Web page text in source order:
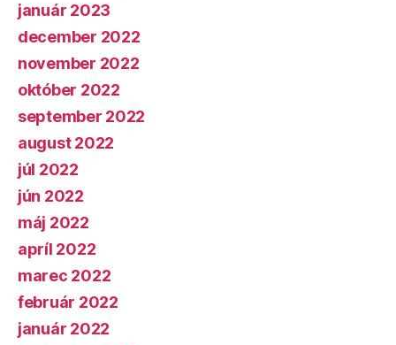
január 2023
december 2022
november 2022
október 2022
september 2022
august 2022
júl 2022
jún 2022
máj 2022
apríl 2022
marec 2022
február 2022
január 2022